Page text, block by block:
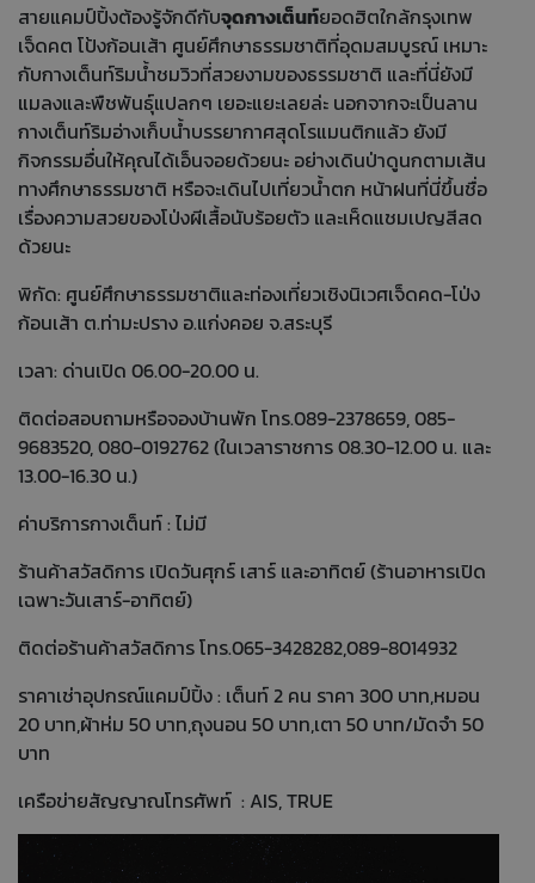
สายแคมป์ปิ้งต้องรู้จักดีกับจุดกางเต็นท์ยอดฮิตใกล้กรุงเทพ
เจ็ดคต โป้งก้อนเส้า ศูนย์ศึกษาธรรมชาติที่อุดมสมบูรณ์ เหมาะ
กับกางเต็นท์ริมน้ำชมวิวที่สวยงามของธรรมชาติ และที่นี่ยังมี
แมลงและพืชพันธุ์แปลกๆ เยอะแยะเลยล่ะ นอกจากจะเป็นลาน
กางเต็นท์ริมอ่างเก็บน้ำบรรยากาศสุดโรแมนติกแล้ว ยังมี
กิจกรรมอื่นให้คุณได้เอ็นจอยด้วยนะ อย่างเดินป่าดูนกตามเส้น
ทางศึกษาธรรมชาติ หรือจะเดินไปเที่ยวน้ำตก หน้าฝนที่นี่ขึ้นชื่อ
เรื่องความสวยของโป่งผีเสื้อนับร้อยตัว และเห็ดแชมเปญสีสด
ด้วยนะ
พิกัด: ศูนย์ศึกษาธรรมชาติและท่องเที่ยวเชิงนิเวศเจ็ดคด-โป่ง
ก้อนเส้า ต.ท่ามะปราง อ.แก่งคอย จ.สระบุรี
เวลา: ด่านเปิด 06.00-20.00 น.
ติดต่อสอบถามหรือจองบ้านพัก โทร.089-2378659, 085-
9683520, 080-0192762 (ในเวลาราชการ 08.30-12.00 น. และ
13.00-16.30 น.)
ค่าบริการกางเต็นท์ : ไม่มี
ร้านค้าสวัสดิการ เปิดวันศุกร์ เสาร์ และอาทิตย์ (ร้านอาหารเปิด
เฉพาะวันเสาร์-อาทิตย์)
ติดต่อร้านค้าสวัสดิการ โทร.065-3428282,089-8014932
ราคาเช่าอุปกรณ์แคมป์ปิ้ง : เต็นท์ 2 คน ราคา 300 บาท,หมอน
20 บาท,ผ้าห่ม 50 บาท,ถุงนอน 50 บาท,เตา 50 บาท/มัดจำ 50
บาท
เครือข่ายสัญญาณโทรศัพท์ : AIS, TRUE